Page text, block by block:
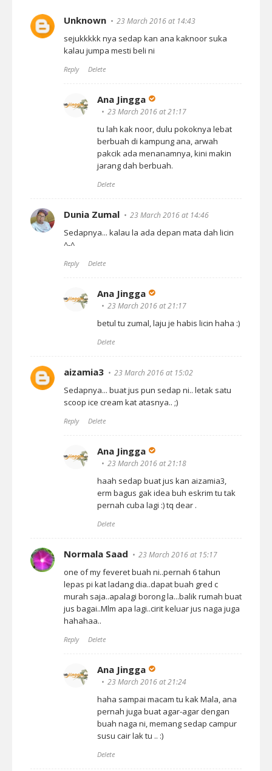
Unknown 23 March 2016 at 14:43
sejukkkkk nya sedap kan ana kaknoor suka
kalau jumpa mesti beli ni
Reply Delete
Ana Jingga
23 March 2016 at 21:17
tu lah kak noor, dulu pokoknya lebat
berbuah di kampung ana, arwah
pakcik ada menanamnya, kini makin
jarang dah berbuah.
Delete
Dunia Zumal 23 March 2016 at 14:46
Sedapnya... kalau la ada depan mata dah licin
^-^
Reply Delete
Ana Jingga
23 March 2016 at 21:17
betul tu zumal, laju je habis licin haha :)
Delete
aizamia3 23 March 2016 at 15:02
Sedapnya... buat jus pun sedap ni.. letak satu
scoop ice cream kat atasnya.. ;)
Reply Delete
Ana Jingga
23 March 2016 at 21:18
haah sedap buat jus kan aizamia3,
erm bagus gak idea buh eskrim tu tak
pernah cuba lagi :) tq dear .
Delete
Normala Saad 23 March 2016 at 15:17
one of my feveret buah ni..pernah 6 tahun
lepas pi kat ladang dia..dapat buah gred c
murah saja..apalagi borong la...balik rumah buat
jus bagai..Mlm apa lagi..cirit keluar jus naga juga
hahahaa..
Reply Delete
Ana Jingga
23 March 2016 at 21:24
haha sampai macam tu kak Mala, ana
pernah juga buat agar-agar dengan
buah naga ni, memang sedap campur
susu cair lak tu .. :)
Delete